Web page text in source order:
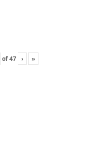
of47 › »